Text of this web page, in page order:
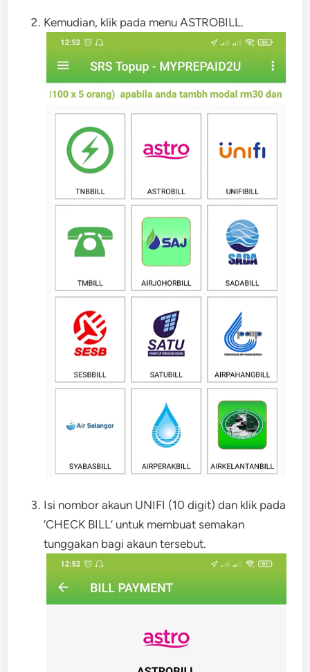
Kemudian, klik pada menu ASTROBILL.
Isi nombor akaun UNIFI (10 digit) dan klik pada
‘CHECK BILL’ untuk membuat semakan
tunggakan bagi akaun tersebut.